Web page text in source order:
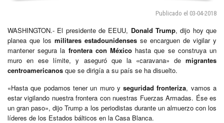
Publicado el 03-04-2018
WASHINGTON.- El presidente de EEUU, Donald Trump, dijo hoy que
planea que los militares estadounidenses se encarguen de vigilar y
mantener segura la frontera con México hasta que se construya un
muro en ese límite, y aseguró que la «caravana» de migrantes
centroamericanos que se dirigía a su país se ha disuelto.
«Hasta que podamos tener un muro yseguridad fronteriza, vamos a
estar vigilando nuestra frontera con nuestras Fuerzas Armadas. Ése es
un gran paso», dijo Trump a los periodistas durante un almuerzo con los
líderes de los Estados bálticos en la Casa Blanca.